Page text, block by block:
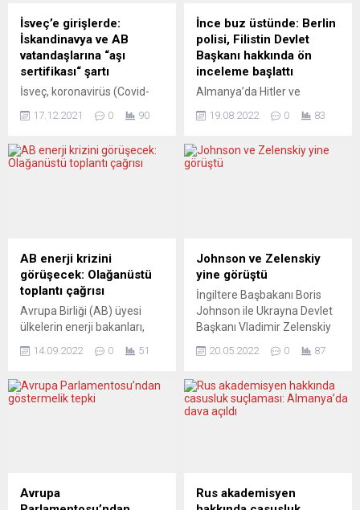
İsveç’e girişlerde:
İskandinavya ve AB
vatandaşlarına “aşı
sertifikası“ şartı
İsveç, koronavirüs (Covid-
nedeniyle 21 Aralık’tan
diğer İskandinavya ve
Avrupa Birliği (AB)
Hallengren, Covid-19
nedeniyle kötüleşen durumu
kontrol altına almak için bir
dizi önleme başvurmayı
düşündüklerini belirtti.
Hallengren, 21 Aralık’ta,
Finlandiya,...
17.12.2021 0 90
İnce buz üstünde: Berlin
polisi, Filistin Devlet
Başkanı hakkında ön
inceleme başlattı
Almanya’da Hitler ve
döneminde işlenen suçları
kapsamına giriyor. Abbas’ın
ziyareti sırasında yaptığı
Yahudi soykırımının önemini
azaltıcı ifadelerin
kullanılmasına kapı
aralayabilir. Federal
Almanya’da Berlin polisinin
Filistin Devlet Başkanı
Mahmud Abbas hakkında,
Scholz...
19.08.2022 0 83
AB enerji krizini
görüşecek: Olağanüstü
toplantı çağrısı
Avrupa Birliği (AB) üyesi
ülkelerin enerji bakanları,
fiyatlarındaki artışa karşı
görüşmek üzere 30 Eylül’de
Brüksel’de olağanüstü
medya hesabından,
Avrupa’daki enerji krizi ve
14.09.2022 0 51
Johnson ve Zelenskiy
yine görüştü
İngiltere Başbakanı Boris
Johnson ile Ukrayna Devlet
Başkanı Vladimir Zelenskiy
Ukrayna’ya askeri destek ve
konularını ele aldı.
Başbakanlık Ofisi 10
Ukrayna’nın egemen
topraklarının tamamının
20.05.2022 0 87
Avrupa
Rus akademisyen